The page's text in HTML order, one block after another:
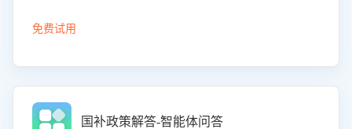
免费试用
国补政策解答-智能体问答